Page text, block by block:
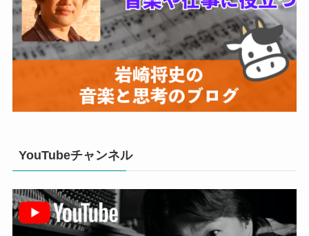
YouTubeチャンネル